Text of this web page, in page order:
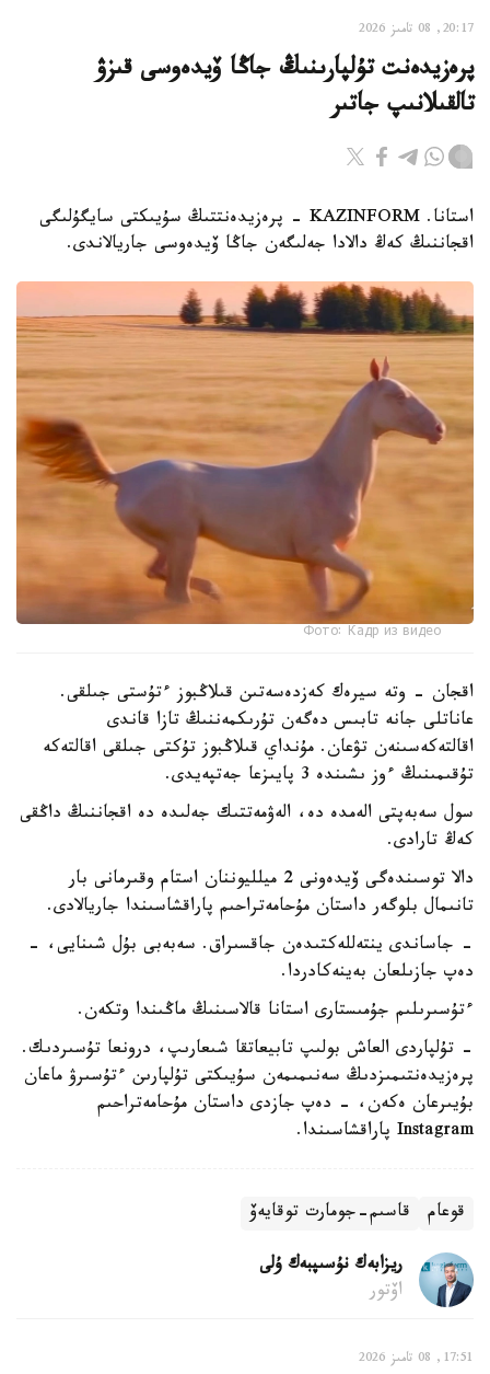
20:17, 08 تامىز 2026
پرەزيدەنت تۇلپارىنىڭ جاڭا ۆيدەوسى قىزۋ
تالقىلانىپ جاتىر
استانا. KAZINFORM - پرەزيدەنتتىڭ سۇيىكتى سايگۇلىگى
اقجاننىڭ كەڭ دالادا جەلىگەن جاڭا ۆيدەوسى جاريالاندى.
Фото: Кадр из видео
اقجان - وتە سيرەك كەزدەسەتىن قىلاڭبوز ءتۇستى جىلقى.
عاناتلى جانە تابىس دەگەن تۇرىكمەننىڭ تازا قاندى
اقالتەكەسىنەن تۋعان. مۇنداي قىلاڭبوز تۇكتى جىلقى اقالتەكە
تۇقىمىنىڭ ءوز ىشىندە 3 پايىزعا جەتپەيدى.
سول سەبەپتى الەمدە دە، الەۋمەتتىك جەلىدە دە اقجاننىڭ داڭقى
كەڭ تارادى.
دالا توسىندەگى ۆيدەونى 2 ميلليوننان استام وقىرمانى بار
تانىمال بلوگەر داستان مۇحامەتراحىم پاراقشاسىندا جاريالادى.
- جاساندى ينتەللەكتىدەن جاقسىراق. سەبەبى بۇل شىنايى، -
دەپ جازىلعان بەينەكادردا.
ءتۇسىرىلىم جۇمىستارى استانا قالاسىنىڭ ماڭىندا وتكەن.
- تۇلپاردى العاش بولىپ تابيعاتقا شىعارىپ، درونعا تۇسىردىك.
پرەزيدەنتىمىزدىڭ سەنىمىمەن سۇيىكتى تۇلپارىن ءتۇسىرۋ ماعان
بۇيىرعان ەكەن، - دەپ جازدى داستان مۇحامەتراحىم
Instagram پاراقشاسىندا.
قوعام قاسىم-جومارت توقايەۆ
ريزابەك نۇسىپبەك ۇلى
اۆتور
17:51, 08 تامىز 2026